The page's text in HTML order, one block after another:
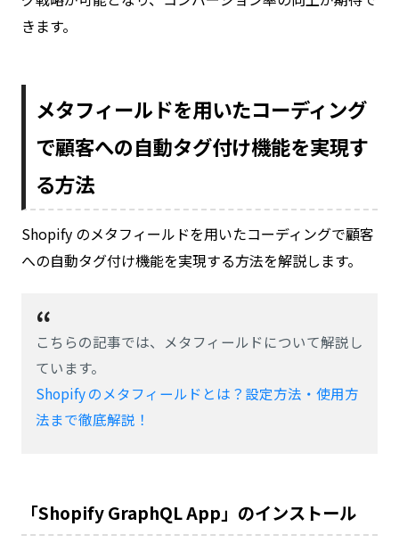
きます。
メタフィールドを用いたコーディング
で顧客への自動タグ付け機能を実現す
る方法
Shopify のメタフィールドを用いたコーディングで顧客
への自動タグ付け機能を実現する方法を解説します。
こちらの記事では、メタフィールドについて解説し
ています。
Shopify のメタフィールドとは？設定方法・使用方
法まで徹底解説！
「Shopify GraphQL App」のインストール